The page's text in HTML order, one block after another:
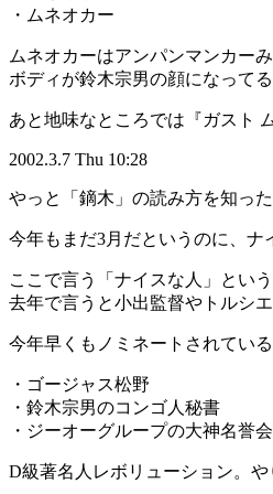
・ムネオカー
ムネオカーはアンパンマンカー
ボディが鈴木宗男の顔になってる
あと地味なところでは『ガスト
2002.3.7 Thu 10:28
やっと「鏑木」の読み方を知った
今年もまだ3月だというのに、ナ
ここで言う「ナイスな人」とい
去年で言うと小出監督やトルシ
今年早くもノミネートされている
・ゴージャス松野
・鈴木宗男のコンゴ人秘書
・ジーオーグループの大神名誉
D級著名人レボリューション。や